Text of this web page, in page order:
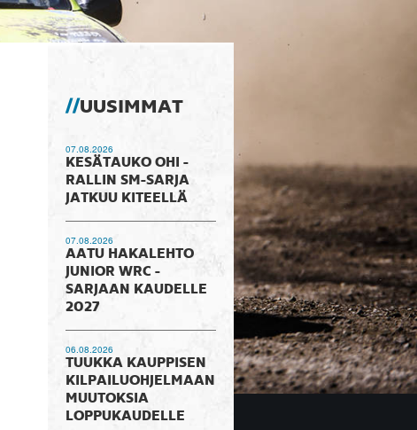
UUSIMMAT
07.08.2026
KESÄTAUKO OHI -
RALLIN SM-SARJA
JATKUU KITEELLÄ
07.08.2026
AATU HAKALEHTO
JUNIOR WRC -
SARJAAN KAUDELLE
2027
06.08.2026
TUUKKA KAUPPISEN
KILPAILUOHJELMAAN
MUUTOKSIA
LOPPUKAUDELLE